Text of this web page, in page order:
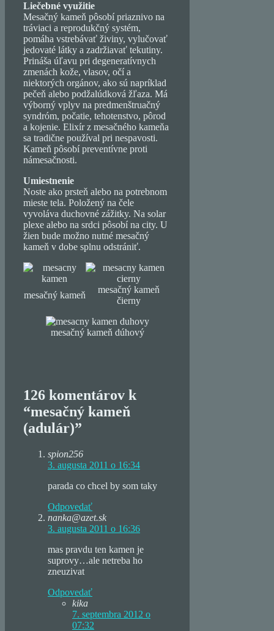
Liečebné využitie
Mesačný kameň pôsobí priaznivo na
tráviaci a reprodukčný systém,
pomáha vstrebávať živiny, vylučovať
jedovaté látky a zadržiavať tekutiny.
Prináša úľavu pri degeneratívnych
zmenách kože, vlasov, očí a
niektorých orgánov, ako sú napríklad
pečeň alebo podžalúdková žľaza. Má
výborný vplyv na predmenštruačný
syndróm, počatie, tehotenstvo, pôrod
a kojenie. Elixír z mesačného kameňa
sa tradične používal pri nespavosti.
Kameň pôsobí preventívne proti
námesačnosti.
Umiestnenie
Noste ako prsteň alebo na potrebnom
mieste tela. Položený na čele
vyvoláva duchovné zážitky. Na solar
plexe alebo na srdci pôsobí na city. U
žien bude možno nutné mesačný
kameň v dobe splnu odstrániť.
mesačný kameň
mesačný kameň
čierny
mesačný kameň dúhový
126 komentárov k
“mesačný kameň
(adulár)”
spion256
3. augusta 2011 o 16:34
parada co chcel by som taky
Odpovedať
nanka@azet.sk
3. augusta 2011 o 16:36
mas pravdu ten kamen je
suprovy…ale netreba ho
zneuzivat
Odpovedať
kika
7. septembra 2012 o
07:32